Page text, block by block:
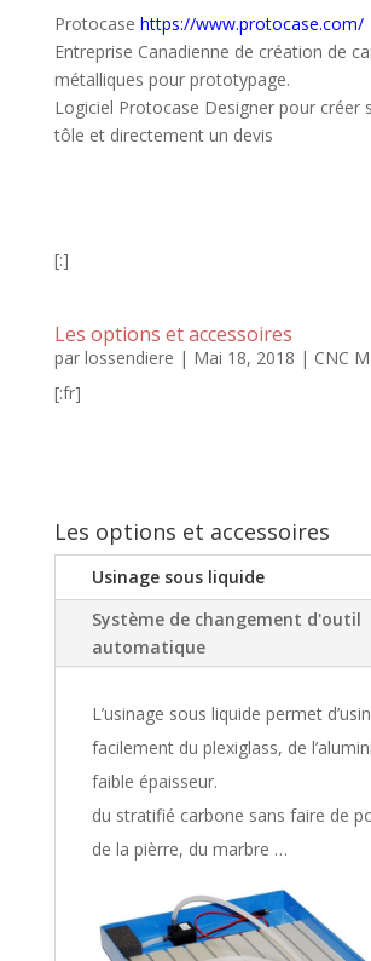
Protocase https://www.protocase.com/
Entreprise Canadienne de création de
métalliques pour prototypage.
Logiciel Protocase Designer pour créer
tôle et directement un devis
[:]
Les options et accessoires
par lossendiere | Mai 18, 2018 | CNC
[:fr]
Les options et accessoires
Usinage sous liquide
Système de changement d'outil
automatique
L’usinage sous liquide permet
facilement du plexiglass, de
faible épaisseur.
du stratifié carbone sans faire de
de la pièrre, du marbre …